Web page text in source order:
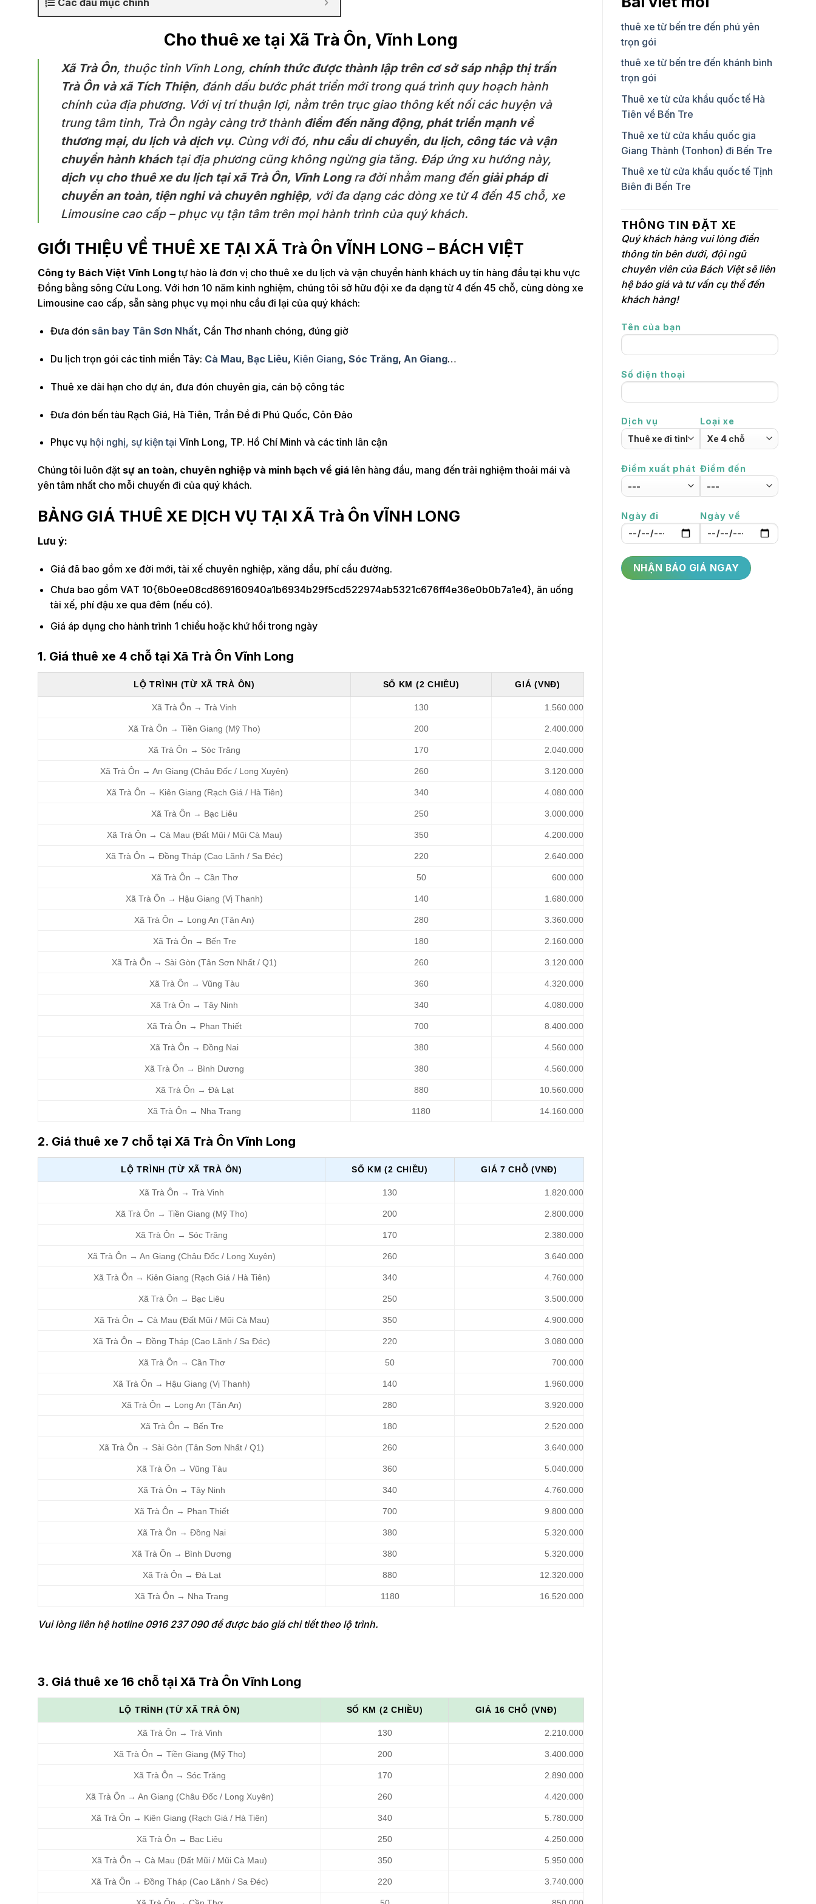
Các đầu mục chính
Cho thuê xe tại Xã Trà Ôn, Vĩnh Long
Xã Trà Ôn, thuộc tỉnh Vĩnh Long, chính thức được thành lập trên cơ sở sáp nhập thị trấn
Trà Ôn và xã Tích Thiện, đánh dấu bước phát triển mới trong quá trình quy hoạch hành
chính của địa phương. Với vị trí thuận lợi, nằm trên trục giao thông kết nối các huyện và
trung tâm tỉnh, Trà Ôn ngày càng trở thành điểm đến năng động, phát triển mạnh về
thương mại, du lịch và dịch vụ. Cùng với đó, nhu cầu di chuyển, du lịch, công tác và vận
chuyển hành kháchtại địa phương cũng không ngừng gia tăng. Đáp ứng xu hướng này,
dịch vụ cho thuê xe du lịch tại xã Trà Ôn, Vĩnh Longra đời nhằm mang đến giải pháp di
chuyển an toàn, tiện nghi và chuyên nghiệp, với đa dạng các dòng xe từ 4 đến 45 chỗ, xe
Limousine cao cấp – phục vụ tận tâm trên mọi hành trình của quý khách.
GIỚI THIỆU VỀ THUÊ XE TẠI XÃ Trà Ôn VĨNH LONG – BÁCH VIỆT
Công ty Bách Việt Vĩnh Longtự hào là đơn vị cho thuê xe du lịch và vận chuyển hành khách uy tín hàng đầu tại khu vực
Đồng bằng sông Cửu Long. Với hơn 10 năm kinh nghiệm, chúng tôi sở hữu đội xe đa dạng từ 4 đến 45 chỗ, cùng dòng xe
Limousine cao cấp, sẵn sàng phục vụ mọi nhu cầu đi lại của quý khách:
Đưa đón sân bay Tân Sơn Nhất, Cần Thơ nhanh chóng, đúng giờ
Du lịch trọn gói các tỉnh miền Tây: Cà Mau, Bạc Liêu, Kiên Giang, Sóc Trăng, An Giang…
Thuê xe dài hạn cho dự án, đưa đón chuyên gia, cán bộ công tác
Đưa đón bến tàu Rạch Giá, Hà Tiên, Trần Đề đi Phú Quốc, Côn Đảo
Phục vụ hội nghị, sự kiện tại Vĩnh Long, TP. Hồ Chí Minh và các tỉnh lân cận
Chúng tôi luôn đặt sự an toàn, chuyên nghiệp và minh bạch về giá lên hàng đầu, mang đến trải nghiệm thoải mái và
yên tâm nhất cho mỗi chuyến đi của quý khách.
BẢNG GIÁ THUÊ XE DỊCH VỤ TẠI XÃ Trà Ôn VĨNH LONG
Lưu ý:
Giá đã bao gồm xe đời mới, tài xế chuyên nghiệp, xăng dầu, phí cầu đường.
Chưa bao gồm VAT 10{6b0ee08cd869160940a1b6934b29f5cd522974ab5321c676ff4e36e0b0b7a1e4}, ăn uống
tài xế, phí đậu xe qua đêm (nếu có).
Giá áp dụng cho hành trình 1 chiều hoặc khứ hồi trong ngày
1. Giá thuê xe 4 chỗ tại Xã Trà Ôn Vĩnh Long
LỘ TRÌNH (TỪ XÃ TRÀ ÔN) SỐ KM (2 CHIỀU) GIÁ (VNĐ)
Xã Trà Ôn → Trà Vinh 130 1.560.000
Xã Trà Ôn → Tiền Giang (Mỹ Tho) 200 2.400.000
Xã Trà Ôn → Sóc Trăng 170 2.040.000
Xã Trà Ôn → An Giang (Châu Đốc / Long Xuyên) 260 3.120.000
Xã Trà Ôn → Kiên Giang (Rạch Giá / Hà Tiên) 340 4.080.000
Xã Trà Ôn → Bạc Liêu 250 3.000.000
Xã Trà Ôn → Cà Mau (Đất Mũi / Mũi Cà Mau) 350 4.200.000
Xã Trà Ôn → Đồng Tháp (Cao Lãnh / Sa Đéc) 220 2.640.000
Xã Trà Ôn → Cần Thơ 50 600.000
Xã Trà Ôn → Hậu Giang (Vị Thanh) 140 1.680.000
Xã Trà Ôn → Long An (Tân An) 280 3.360.000
Xã Trà Ôn → Bến Tre 180 2.160.000
Xã Trà Ôn → Sài Gòn (Tân Sơn Nhất / Q1) 260 3.120.000
Xã Trà Ôn → Vũng Tàu 360 4.320.000
Xã Trà Ôn → Tây Ninh 340 4.080.000
Xã Trà Ôn → Phan Thiết 700 8.400.000
Xã Trà Ôn → Đồng Nai 380 4.560.000
Xã Trà Ôn → Bình Dương 380 4.560.000
Xã Trà Ôn → Đà Lạt 880 10.560.000
Xã Trà Ôn → Nha Trang 1180 14.160.000
2. Giá thuê xe 7 chỗ tại Xã Trà Ôn Vĩnh Long
LỘ TRÌNH (TỪ XÃ TRÀ ÔN) SỐ KM (2 CHIỀU) GIÁ 7 CHỖ (VNĐ)
Xã Trà Ôn → Trà Vinh 130 1.820.000
Xã Trà Ôn → Tiền Giang (Mỹ Tho) 200 2.800.000
Xã Trà Ôn → Sóc Trăng 170 2.380.000
Xã Trà Ôn → An Giang (Châu Đốc / Long Xuyên) 260 3.640.000
Xã Trà Ôn → Kiên Giang (Rạch Giá / Hà Tiên) 340 4.760.000
Xã Trà Ôn → Bạc Liêu 250 3.500.000
Xã Trà Ôn → Cà Mau (Đất Mũi / Mũi Cà Mau) 350 4.900.000
Xã Trà Ôn → Đồng Tháp (Cao Lãnh / Sa Đéc) 220 3.080.000
Xã Trà Ôn → Cần Thơ 50 700.000
Xã Trà Ôn → Hậu Giang (Vị Thanh) 140 1.960.000
Xã Trà Ôn → Long An (Tân An) 280 3.920.000
Xã Trà Ôn → Bến Tre 180 2.520.000
Xã Trà Ôn → Sài Gòn (Tân Sơn Nhất / Q1) 260 3.640.000
Xã Trà Ôn → Vũng Tàu 360 5.040.000
Xã Trà Ôn → Tây Ninh 340 4.760.000
Xã Trà Ôn → Phan Thiết 700 9.800.000
Xã Trà Ôn → Đồng Nai 380 5.320.000
Xã Trà Ôn → Bình Dương 380 5.320.000
Xã Trà Ôn → Đà Lạt 880 12.320.000
Xã Trà Ôn → Nha Trang 1180 16.520.000
Vui lòng liên hệ hotline 0916 237 090 để được báo giá chi tiết theo lộ trình.
3. Giá thuê xe 16 chỗ tại Xã Trà Ôn Vĩnh Long
LỘ TRÌNH (TỪ XÃ TRÀ ÔN) SỐ KM (2 CHIỀU) GIÁ 16 CHỖ (VNĐ)
Xã Trà Ôn → Trà Vinh 130 2.210.000
Xã Trà Ôn → Tiền Giang (Mỹ Tho) 200 3.400.000
Xã Trà Ôn → Sóc Trăng 170 2.890.000
Xã Trà Ôn → An Giang (Châu Đốc / Long Xuyên) 260 4.420.000
Xã Trà Ôn → Kiên Giang (Rạch Giá / Hà Tiên) 340 5.780.000
Xã Trà Ôn → Bạc Liêu 250 4.250.000
Xã Trà Ôn → Cà Mau (Đất Mũi / Mũi Cà Mau) 350 5.950.000
Xã Trà Ôn → Đồng Tháp (Cao Lãnh / Sa Đéc) 220 3.740.000
thuê xe từ bến tre đến phú yên
trọn gói
thuê xe từ bến tre đến khánh bình
trọn gói
Thuê xe từ cửa khẩu quốc tế Hà
Tiên về Bến Tre
Thuê xe từ cửa khẩu quốc gia
Giang Thành (Tonhon) đi Bến Tre
Thuê xe từ cửa khẩu quốc tế Tịnh
Biên đi Bến Tre
THÔNG TIN ĐẶT XE
Quý khách hàng vui lòng điền
thông tin bên dưới, đội ngũ
chuyên viên của Bách Việt sẽ liên
hệ báo giá và tư vấn cụ thể đến
khách hàng!
Tên của bạn
Số điện thoại
Dịch vụ Loại xe
Điểm xuất phát Điểm đến
Ngày đi Ngày về